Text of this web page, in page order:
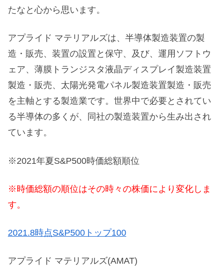
たなと心から思います。
アプライド マテリアルズは、半導体製造装置の製
造・販売、装置の設置と保守、及び、運用ソフトウ
ェア、薄膜トランジスタ液晶ディスプレイ製造装置
製造・販売、太陽光発電パネル製造装置製造・販売
を主軸とする製造業です。世界中で必要とされてい
る半導体の多くが、同社の製造装置から生み出され
ています。
※2021年夏S&P500時価総額順位
※時価総額の順位はその時々の株価により変化しま
す。
2021.8時点S&P500トップ100
アプライド マテリアルズ(AMAT)